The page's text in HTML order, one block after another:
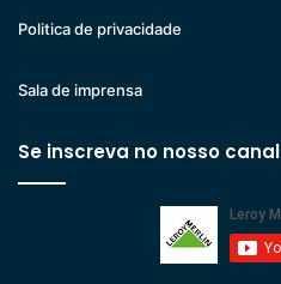
Politica de privacidade
Sala de imprensa
Se inscreva no nosso canal